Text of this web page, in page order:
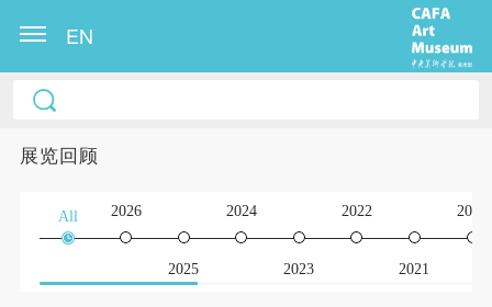
EN
展览回顾
All 2026
2025
2024
2023
2022
2021
2020